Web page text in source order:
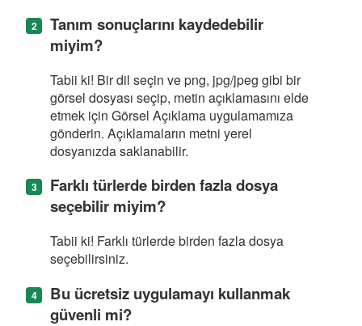
Tanım sonuçlarını kaydedebilir
miyim?
Tabii ki! Bir dil seçin ve png, jpg/jpeg gibi bir
görsel dosyası seçip, metin açıklamasını elde
etmek için Görsel Açıklama uygulamamıza
gönderin. Açıklamaların metni yerel
dosyanızda saklanabilir.
Farklı türlerde birden fazla dosya
seçebilir miyim?
Tabii ki! Farklı türlerde birden fazla dosya
seçebilirsiniz.
Bu ücretsiz uygulamayı kullanmak
güvenli mi?